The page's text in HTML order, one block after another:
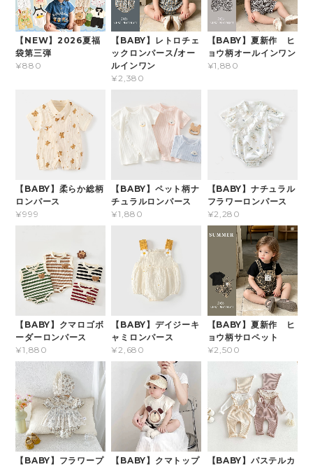
【NEW】2026夏福
袋第三弾
¥880
【BABY】レトロチェ
ックロンパース/オー
ルインワン
¥2,380
【BABY】夏新作 ヒ
ョウ柄オールインワン
¥1,880
【BABY】柔らか総柄
ロンパース
¥999
【BABY】ペット柄ナ
チュラルロンパース
¥1,880
【BABY】ナチュラル
フラワーロンパース
¥2,280
【BABY】クマロゴボ
ーダーロンパース
¥1,880
【BABY】デイジーキ
ャミロンパース
¥2,680
【BABY】夏新作 ヒ
ョウ柄サロペット
¥2,500
【BABY】フラワープ
【BABY】クマトップ
【BABY】パステルカ